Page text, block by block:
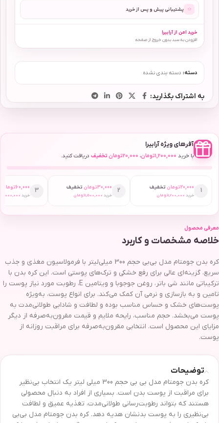
◌ پشتیبانی پیش و پس از خرید
خرید امن از آرابیرا
افزودن به سبد بدون خروج از صفحه
دسته: دسته بندی نشده
به اشتراک بگذارید:
آفرهای ویژه آرابیرا
با خرید 1,200,000تومان، 20,000تومان تخفیف دریافت کنید.
1
20,000تومان تخفیف
خرید 1,200,000تومان
2
30,000تومان تخفیف
خرید 1,500,000تومان
3
60,000تومان
خرید 2,000,000
معرفی محصول
خلاصه مشخصات و کاربرد
کره بدن جومتام مدل بی‌بی حجم 300 میلی‌لیتر با فرمولاسیون مغذی و جذب
سریع، گزینه‌ای عالی برای رفع خشکی و ترک‌های پوستی است. این کره بدن با
ترکیباتی مانند شی باتر، روغن جوجوبا و ویتامین E، رطوبت مورد نیاز پوست را
تامین و به بازسازی و نرمی آن کمک می‌کند. برای انواع پوست، به‌ویژه
پوست‌های خشک و حساس مناسب بوده و لطافت و شادابی طولانی‌مدت به
پوست می‌بخشد. حجم مناسب، رایحه ملایم و قیمت مقرون‌به‌صرفه از دیگر
مزایای این محصول است. انتخابی مقرون‌به‌صرفه برای مراقبت روزانه از
پوست.
توضیحات
کره بدن جومتام مدل بی بی حجم 300 میلی لیتر یک انتخاب بی‌نظیر
برای مراقبت از پوست بدن است. بسیاری از افراد به دنبال محصولی
هستند که بتواند رطوبت‌رسانی طولانی‌مدت، تغذیه عمیق و لطافت
بی‌نظیری را به پوست بدنشان هدیه دهد. کره بدن جومتام مدل بی‌بی